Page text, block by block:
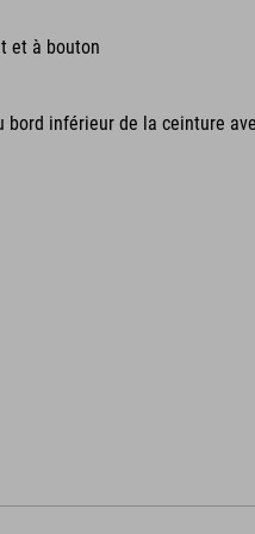
et à bouton
inférieur de la ceinture